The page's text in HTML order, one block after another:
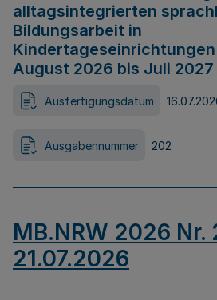
alltagsintegrierten
Bildungsarbeit in
August 2026 bis Juli 2027
Ausfertigungsdatum
Ausgabennummer 202
MB.NRW 2026 Nr.
21.07.2026